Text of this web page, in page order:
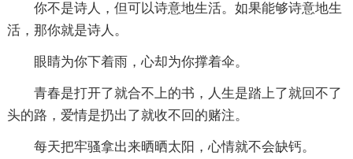
你不是诗人，但可以诗意地生活。如果能够诗意地生
活，那你就是诗人。
眼睛为你下着雨，心却为你撑着伞。
青春是打开了就合不上的书，人生是踏上了就回不了
头的路，爱情是扔出了就收不回的赌注。
每天把牢骚拿出来晒晒太阳，心情就不会缺钙。